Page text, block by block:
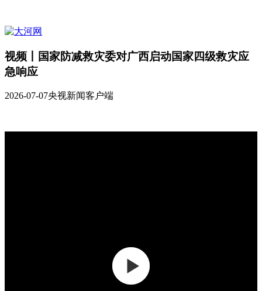
视频丨国家防减救灾委对广西启动国家四级救灾应
急响应
2026-07-07央视新闻客户端